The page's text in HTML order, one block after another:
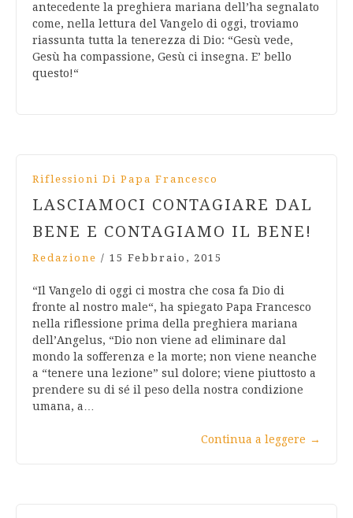
antecedente la preghiera mariana dell’ha segnalato
come, nella lettura del Vangelo di oggi, troviamo
riassunta tutta la tenerezza di Dio: “Gesù vede,
Gesù ha compassione, Gesù ci insegna. E’ bello
questo!“
Riflessioni Di Papa Francesco
LASCIAMOCI CONTAGIARE DAL
BENE E CONTAGIAMO IL BENE!
Redazione / 15 Febbraio, 2015
“Il Vangelo di oggi ci mostra che cosa fa Dio di
fronte al nostro male“, ha spiegato Papa Francesco
nella riflessione prima della preghiera mariana
dell’Angelus, “Dio non viene ad eliminare dal
mondo la sofferenza e la morte; non viene neanche
a “tenere una lezione” sul dolore; viene piuttosto a
prendere su di sé il peso della nostra condizione
umana, a…
Continua a leggere →